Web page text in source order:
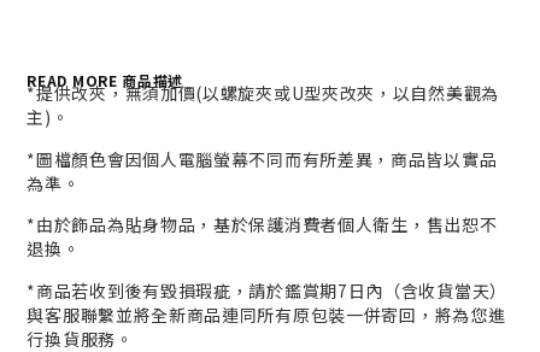
READ MORE 商品描述
*提供改夾，無須加價(以螺旋夾或U型夾改夾，以自然美觀為
主)。
*圖檔顏色會因個人電腦螢幕不同而有所差異，商品皆以實品
為準。
*由於飾品為貼身物品，基於保護消費者個人衛生， 售出恕不
退換。
*商品若收到後有毀損瑕疵，請於鑑賞期7日內（含收貨當天）
與客服聯繫並將全新商品連同所有原包裝一併寄回，將為您進
行換貨服務。